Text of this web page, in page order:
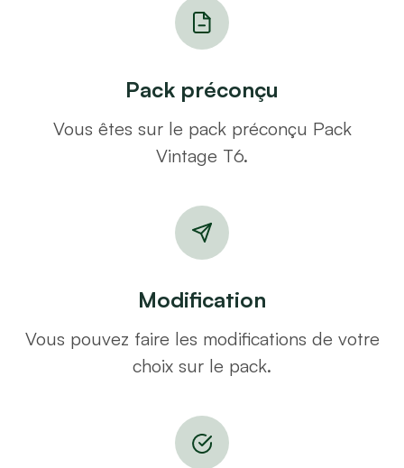
Pack préconçu
Vous êtes sur le pack préconçu Pack
Vintage T6.
Modification
Vous pouvez faire les modifications de votre
choix sur le pack.